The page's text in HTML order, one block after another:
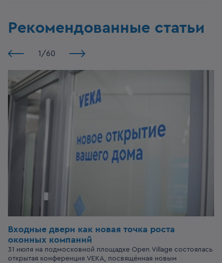
Рекомендованные статьи
1 /60
Входные двери как новая точка роста
оконных компаний
31 июля на подмосковной площадке Open Village состоялась
открытая конференция VEKA, посвящённая новым